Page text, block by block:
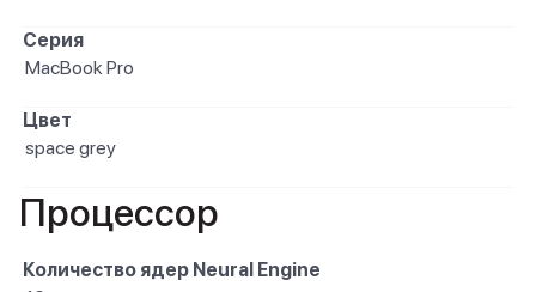
Серия
MacBook Pro
Цвет
space grey
Процессор
Количество ядер Neural Engine